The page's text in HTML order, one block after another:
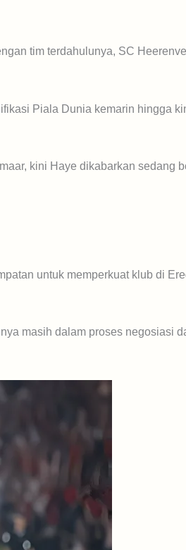
tim terdahulunya, SC
Piala Dunia kemarin hingga
kini Haye dikabarkan sedang
untuk memperkuat klub di
masih dalam proses negosiasi